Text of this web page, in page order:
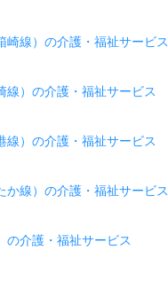
崎線）の介護・福祉サービス
線）の介護・福祉サービス
線）の介護・福祉サービス
か線）の介護・福祉サービス
の介護・福祉サービス